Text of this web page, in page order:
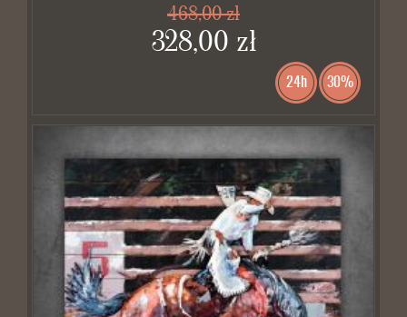
468,00 zł
328,00 zł
24h 30%